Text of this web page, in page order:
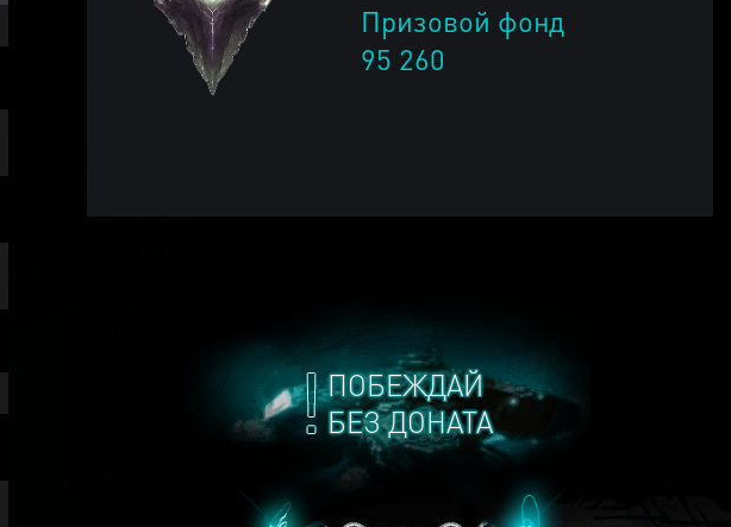
ПОБЕЖДАЙ
БЕЗ ДОНАТА
Призовой фонд
95 260